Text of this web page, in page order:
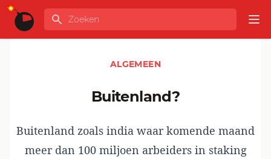
Ga naar de inhoud
GLOBALINFO
Zoeken
ALGEMEEN
buitenland?
Buitenland zoals india waar komende maand
meer dan 100 miljoen arbeiders in staking